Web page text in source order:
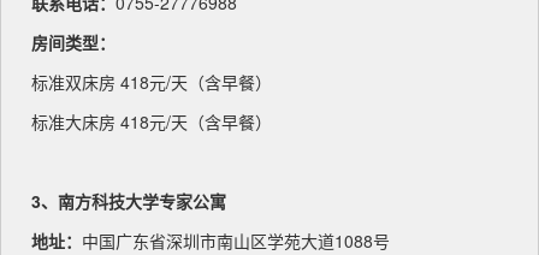
房间类型：
标准双床房 418元/天（含早餐）
标准大床房 418元/天（含早餐）
3、南方科技大学专家公寓
地址： 中国广东省深圳市南山区学苑大道1088号